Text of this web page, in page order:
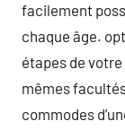
facilement
chaque âge.
étapes de votre
mêmes
commodes